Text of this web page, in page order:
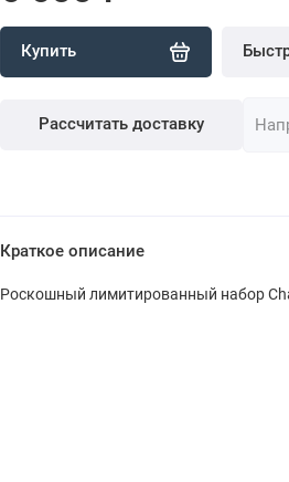
Купить
Рассчитать доставку
Краткое описание
Роскошный лимитированный набор